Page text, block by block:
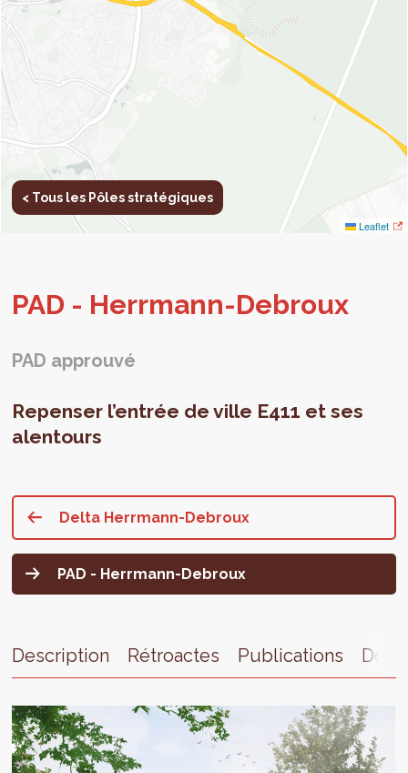
Leaflet
< Tous les Pôles stratégiques
PAD - Herr­mann-Debroux
PAD approuvé
Repenser l’entrée de ville E411 et ses
alentours
Delta Herrmann-Debroux
PAD - Herrmann-Debroux
Description Rétroactes Publications